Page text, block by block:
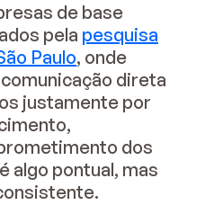
de base
pela pesquisa
Paulo, onde
direta
justamente por
dos
algo pontual, mas